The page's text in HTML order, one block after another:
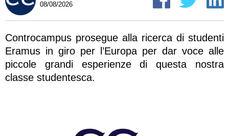
08/08/2026
Controcampus prosegue alla ricerca di studenti
Eramus in giro per l’Europa per dar voce alle
piccole grandi esperienze di questa nostra
classe studentesca.